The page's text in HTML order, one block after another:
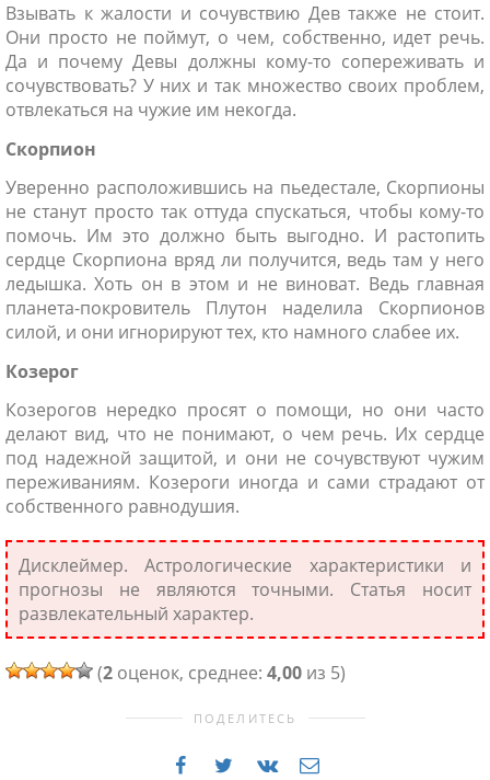
Взывать к жалости и сочувствию Дев также не стоит.
Они просто не поймут, о чем, собственно, идет речь.
Да и почему Девы должны кому-то сопереживать и
сочувствовать? У них и так множество своих проблем,
отвлекаться на чужие им некогда.
Скорпион
Уверенно расположившись на пьедестале, Скорпионы
не станут просто так оттуда спускаться, чтобы кому-то
помочь. Им это должно быть выгодно. И растопить
сердце Скорпиона вряд ли получится, ведь там у него
ледышка. Хоть он в этом и не виноват. Ведь главная
планета-покровитель Плутон наделила Скорпионов
силой, и они игнорируют тех, кто намного слабее их.
Козерог
Козерогов нередко просят о помощи, но они часто
делают вид, что не понимают, о чем речь. Их сердце
под надежной защитой, и они не сочувствуют чужим
переживаниям. Козероги иногда и сами страдают от
собственного равнодушия.
Дисклеймер. Астрологические характеристики и
прогнозы не являются точными. Статья носит
развлекательный характер.
(2 оценок, среднее: 4,00 из 5)
ПОДЕЛИТЕСЬ